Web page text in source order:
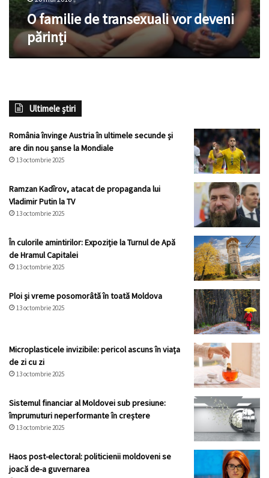
O familie de transexuali vor deveni
părinți
Ultimele știri
România învinge Austria în ultimele secunde și
are din nou șanse la Mondiale
13 octombrie 2025
Ramzan Kadîrov, atacat de propaganda lui
Vladimir Putin la TV
13 octombrie 2025
În culorile amintirilor: Expoziție la Turnul de Apă
de Hramul Capitalei
13 octombrie 2025
Ploi și vreme posomorâtă în toată Moldova
13 octombrie 2025
Microplasticele invizibile: pericol ascuns în viața
de zi cu zi
13 octombrie 2025
Sistemul financiar al Moldovei sub presiune:
împrumuturi neperformante în creștere
13 octombrie 2025
Haos post-electoral: politicienii moldoveni se
joacă de-a guvernarea